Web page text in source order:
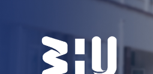
БІБЛІОТЕКА